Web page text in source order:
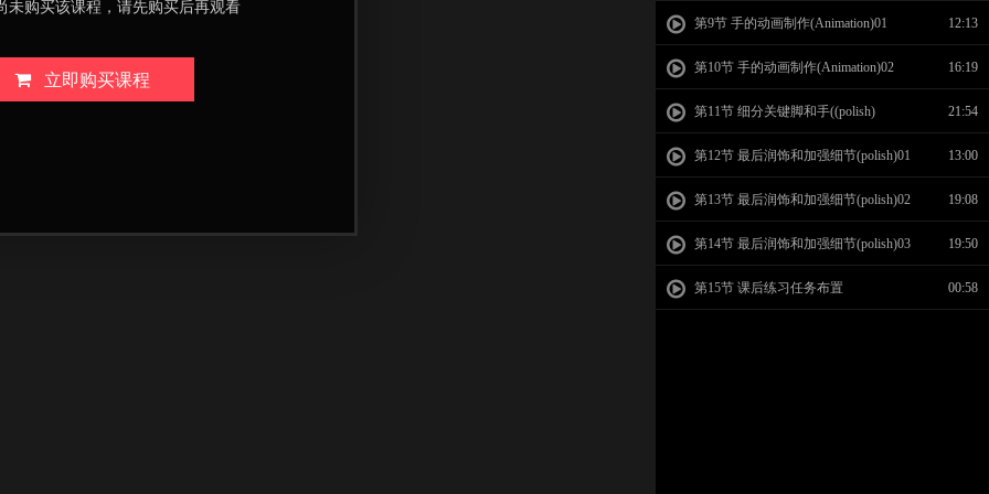
第9节 手的动画制作(Animation)01 12:13
第10节 手的动画制作(Animation)02 16:19
第11节 细分关键脚和手((polish) 21:54
第12节 最后润饰和加强细节(polish)01 13:00
第13节 最后润饰和加强细节(polish)02 19:08
第14节 最后润饰和加强细节(polish)03 19:50
第15节 课后练习任务布置 00:58
未购买该课程，请先购买后再观看
立即购买课程